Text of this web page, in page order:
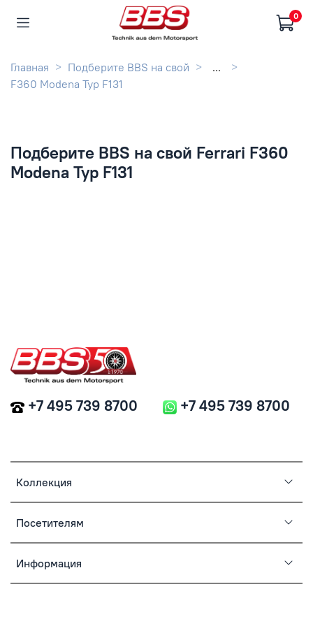
0
Главная Подберите BBS на свой
...
F360 Modena Typ F131
Подберите BBS на свой Ferrari F360
Modena Typ F131
Коллекция
Посетителям
Информация
+7 495 739 8700 +7 495 739 8700